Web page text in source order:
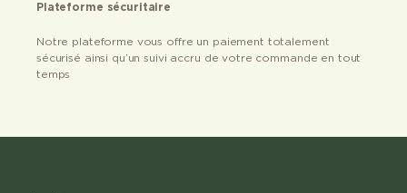
Plateforme sécuritaire
Notre plateforme vous offre un paiement totalement
sécurisé ainsi qu’un suivi accru de votre commande en tout
temps